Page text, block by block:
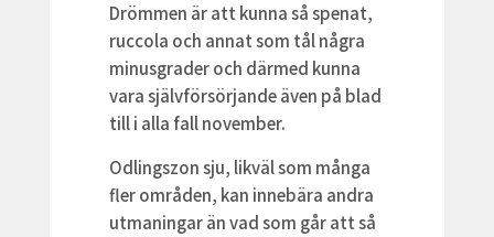
Drömmen är att kunna så spenat,
ruccola och annat som tål några
minusgrader och därmed kunna
vara självförsörjande även på blad
till i alla fall november.
Odlingszon sju, likväl som många
fler områden, kan innebära andra
utmaningar än vad som går att så